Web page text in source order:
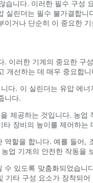
니다. 이러한 필수 구
린더는 필수 불가결합
거나 단순히 이 중요한
이러한 기계의 중요한
개선하는 데 매우 중요합니
다. 이 실린더는 유압 에
니다.
제공하는 것입니다. 농
장비의 높이를 제어하는
할을 합니다. 예를 들
업 기계의 안전한 작동을
있도록 맞춤화되었습
타 구성 요소가 장착되